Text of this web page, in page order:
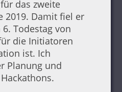
das zweite
2019. Damit fiel er
Todestag von
die Initiatoren
ist. Ich
Planung und